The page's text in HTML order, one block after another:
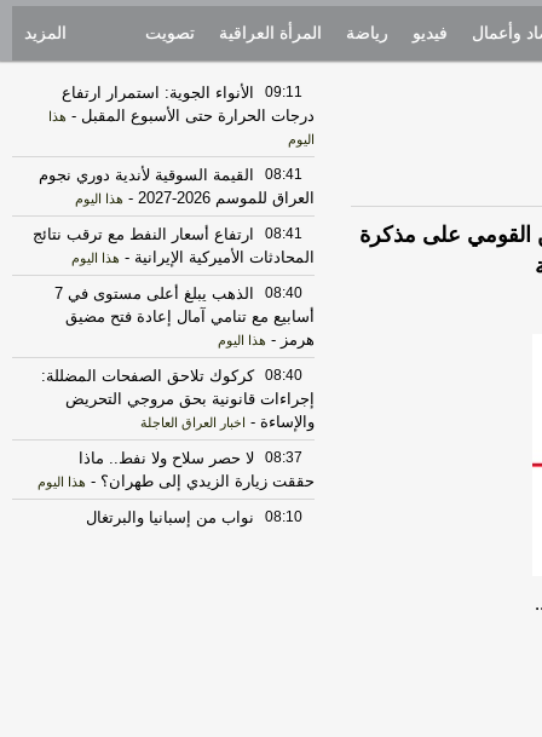
وأعمال فيديو رياضة المرأة العراقية تصويت المزيد
القومي على مذكرة
09:11
الأنواء الجوية: استمرار ارتفاع
درجات الحرارة حتى الأسبوع المقبل - هذا
اليوم
08:41
القيمة السوقية لأندية دوري نجوم
العراق للموسم 2026-2027
- هذا اليوم
08:41
ارتفاع أسعار النفط مع ترقب نتائج
المحادثات الأميركية الإيرانية - هذا اليوم
08:40
الذهب يبلغ أعلى مستوى في 7
أسابيع مع تنامي آمال إعادة فتح مضيق
هرمز - هذا اليوم
08:40
كركوك تلاحق الصفحات المضللة:
إجراءات قانونية بحق مروجي التحريض
والإساءة - اخبار العراق العاجلة
08:37
لا حصر سلاح ولا نفط.. ماذا
حققت زيارة الزيدي إلى طهران؟ - هذا اليوم
08:10
نواب من إسبانيا والبرتغال